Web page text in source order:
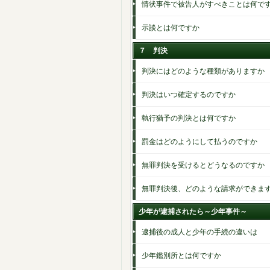
情状事件で被告人がすべきことは何で
示談とは何ですか
７ 判決
判決にはどのような種類がありますか
判決はいつ確定するのですか
執行猶予の判決とは何ですか
罰金はどのようにして払うのですか
無罪判決を受けるとどうなるのですか
無罪判決後、どのような請求ができま
少年が逮捕されたら～少年事件～
逮捕後の成人と少年の手続の違いは
少年鑑別所とは何ですか